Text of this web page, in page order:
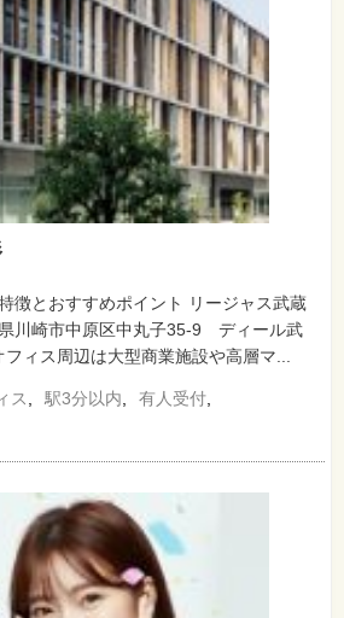
徴とおすすめポイント リージャス武蔵
川崎市中原区中丸子35-9 ディール武
ィス周辺は大型商業施設や高層マ...
ス 駅3分以内 有人受付